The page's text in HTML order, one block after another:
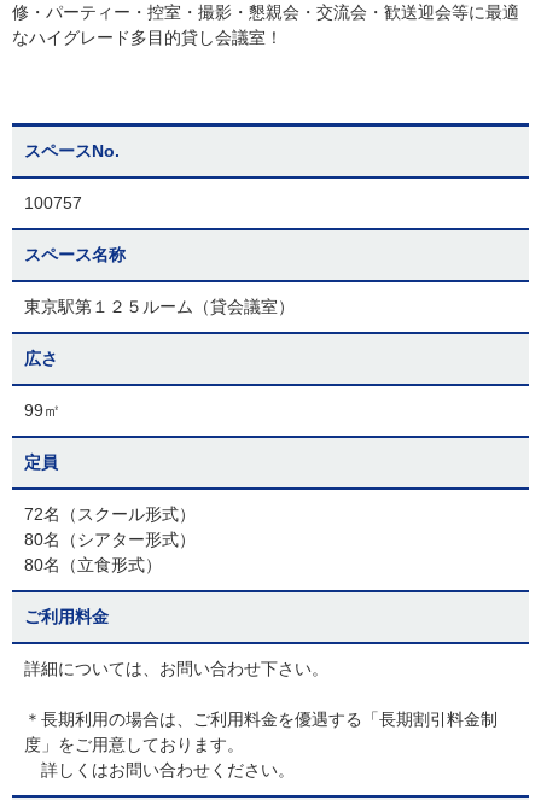
修・パーティー・控室・撮影・懇親会・交流会・歓送迎会等に最適
なハイグレード多目的貸し会議室！
スペースNo.
100757
スペース名称
東京駅第１２５ルーム（貸会議室）
広さ
99㎡
定員
72名（スクール形式）
80名（シアター形式）
80名（立食形式）
ご利用料金
詳細については、お問い合わせ下さい。
＊長期利用の場合は、ご利用料金を優遇する「長期割引料金制
度」をご用意しております。
詳しくはお問い合わせください。